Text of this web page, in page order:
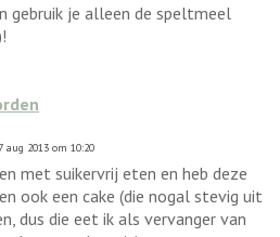
gebruik je alleen de speltmeel
aug 2013 om 10:20
met suikervrij eten en heb deze
ook een cake (die nogal stevig uit
dus die eet ik als vervanger van